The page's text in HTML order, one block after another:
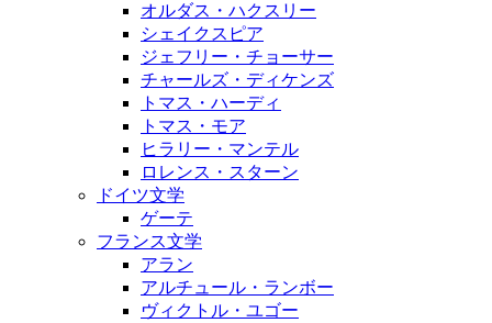
オルダス・ハクスリー
シェイクスピア
ジェフリー・チョーサー
チャールズ・ディケンズ
トマス・ハーディ
トマス・モア
ヒラリー・マンテル
ロレンス・スターン
ドイツ文学
ゲーテ
フランス文学
アラン
アルチュール・ランボー
ヴィクトル・ユゴー